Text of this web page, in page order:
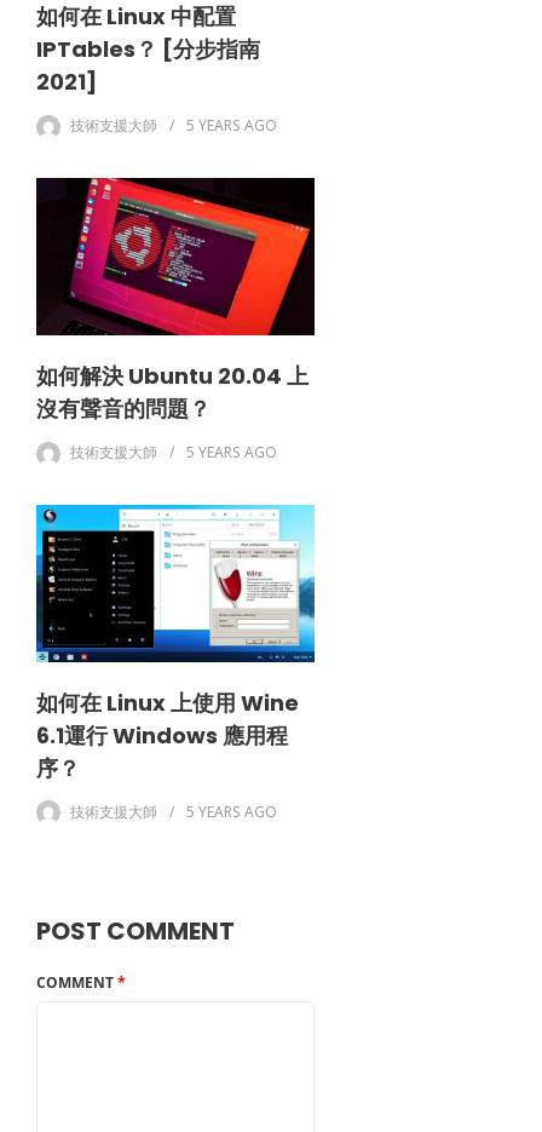
如何在 Linux 中配置
IPTables？ [分步指南
2021]
技術支援大師 5 YEARS AGO
如何解決 Ubuntu 20.04 上
沒有聲音的問題？
技術支援大師 5 YEARS AGO
如何在 Linux 上使用 Wine
6.1運行 Windows 應用程
序？
技術支援大師 5 YEARS AGO
POST COMMENT
COMMENT*